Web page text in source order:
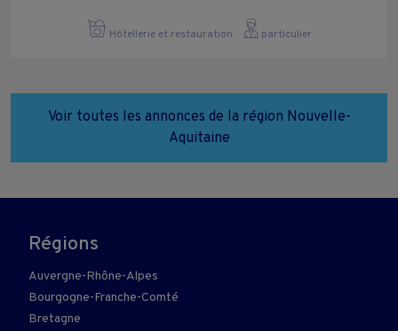
Hôtellerie et restauration particulier
Voir toutes les annonces de la région Nouvelle-
Aquitaine
Régions
Auvergne-Rhône-Alpes
Bourgogne-Franche-Comté
Bretagne